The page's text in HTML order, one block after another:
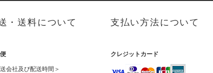
・送料について
会社及び配送時間＞
支払い方法について
クレジットカード